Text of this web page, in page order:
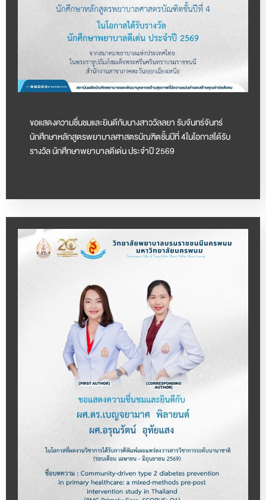
ขอแสดงความชื่นชมและยินดีกับนางสาววัลลยา รับจันทร์จันทร์
นักศึกษาหลักสูตรพยาบาลศาสตรบัณฑิตชั้นปีที่ 4ในโอกาสได้รับ
รางวัล นักศึกษาพยาบาลดีเด่น ประจำปี 2569